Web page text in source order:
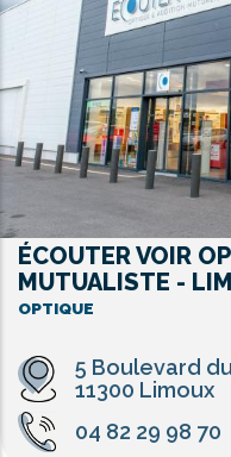
ÉCOUTER VOIR
MUTUALISTE -
OPTIQUE
5 Boulevard
11300 Limoux
04 82 29 98 70